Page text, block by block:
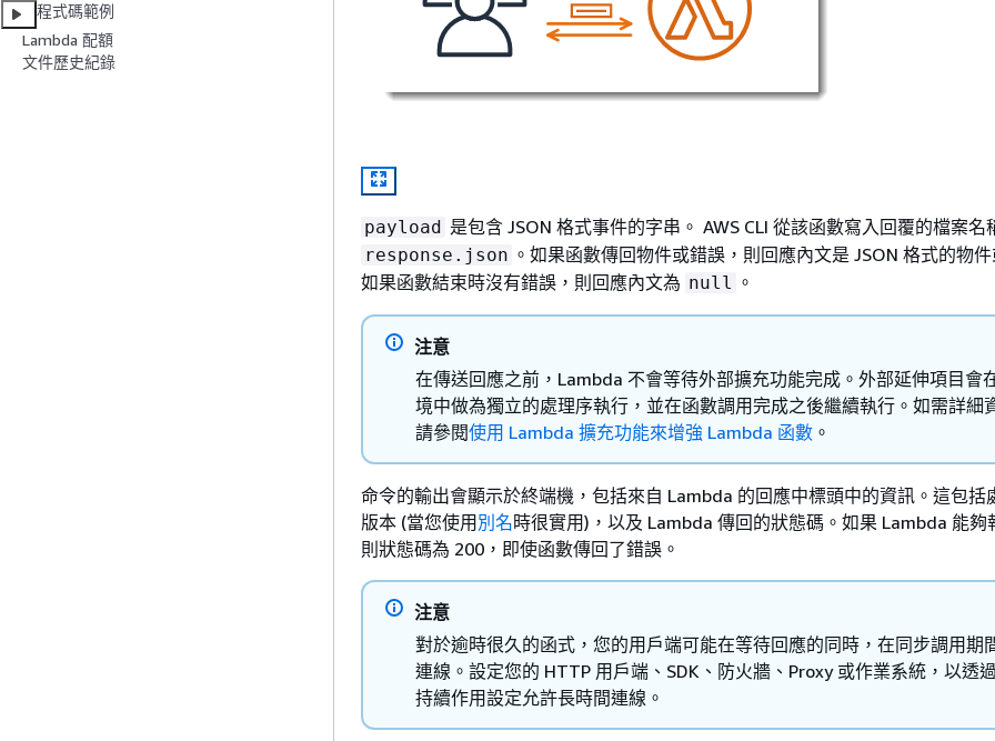
程式碼範例
Lambda 配額
文件歷史紀錄
payload 是包含 JSON 格式事件的字串。 AWS CLI 從該函數寫入回覆的檔案名
response.json 。如果函數傳回物件或錯誤，則回應內文是 JSON 格式的物件
如果函數結束時沒有錯誤，則回應內文為 null 。
注意
在傳送回應之前，Lambda 不會等待外部擴充功能完成。外部延伸項目會
境中做為獨立的處理序執行，並在函數調用完成之後繼續執行。如需詳細
請參閱使用 Lambda 擴充功能來增強 Lambda 函數 。
命令的輸出會顯示於終端機，包括來自 Lambda 的回應中標頭中的資訊。這包括
版本 (當您使用 別名時很實用)，以及 Lambda 傳回的狀態碼。如果 Lambda 能夠
則狀態碼為 200，即使函數傳回了錯誤。
注意
對於逾時很久的函式，您的用戶端可能在等待回應的同時，在同步調用期
連線。設定您的 HTTP 用戶端、SDK、防火牆、Proxy 或作業系統，以透
持續作用設定允許長時間連線。